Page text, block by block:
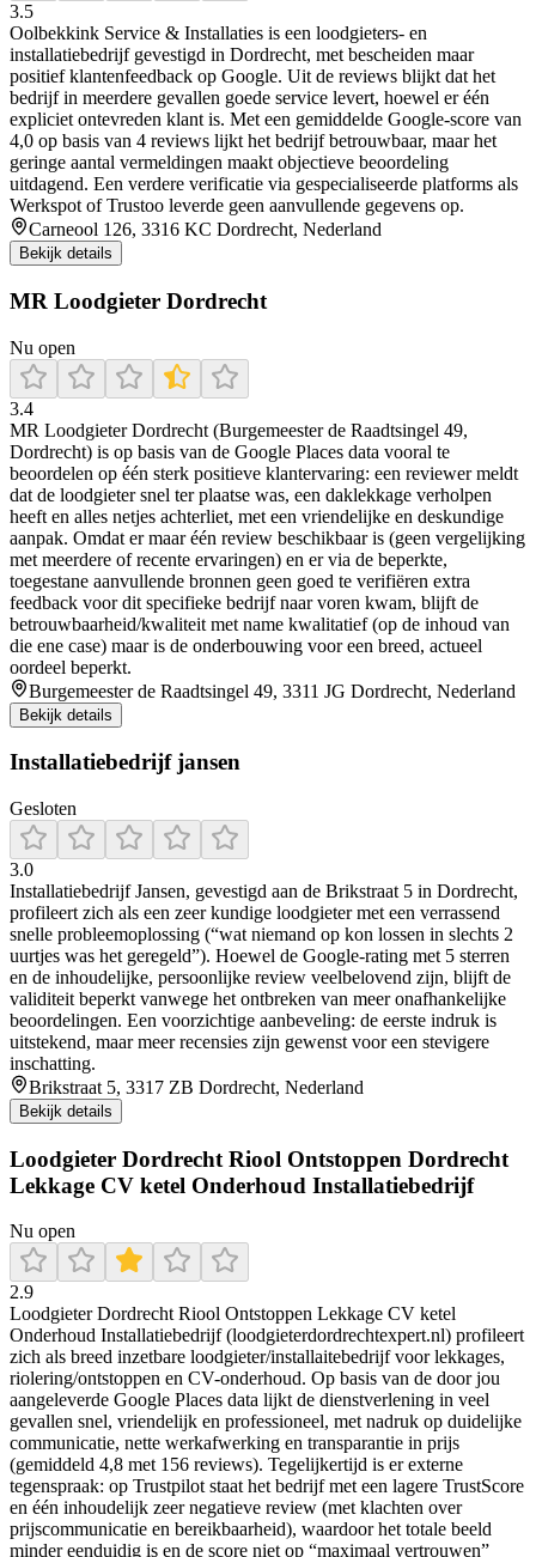
3.5
Oolbekkink Service & Installaties is een loodgieters- en
installatiebedrijf gevestigd in Dordrecht, met bescheiden maar
positief klantenfeedback op Google. Uit de reviews blijkt dat het
bedrijf in meerdere gevallen goede service levert, hoewel er één
expliciet ontevreden klant is. Met een gemiddelde Google‑score van
4,0 op basis van 4 reviews lijkt het bedrijf betrouwbaar, maar het
geringe aantal vermeldingen maakt objectieve beoordeling
uitdagend. Een verdere verificatie via gespecialiseerde platforms als
Werkspot of Trustoo leverde geen aanvullende gegevens op.
Carneool 126, 3316 KC Dordrecht, Nederland
Bekijk details
MR Loodgieter Dordrecht
Nu open
3.4
MR Loodgieter Dordrecht (Burgemeester de Raadtsingel 49,
Dordrecht) is op basis van de Google Places data vooral te
beoordelen op één sterk positieve klantervaring: een reviewer meldt
dat de loodgieter snel ter plaatse was, een daklekkage verholpen
heeft en alles netjes achterliet, met een vriendelijke en deskundige
aanpak. Omdat er maar één review beschikbaar is (geen vergelijking
met meerdere of recente ervaringen) en er via de beperkte,
toegestane aanvullende bronnen geen goed te verifiëren extra
feedback voor dit specifieke bedrijf naar voren kwam, blijft de
betrouwbaarheid/kwaliteit met name kwalitatief (op de inhoud van
die ene case) maar is de onderbouwing voor een breed, actueel
oordeel beperkt.
Burgemeester de Raadtsingel 49, 3311 JG Dordrecht, Nederland
Bekijk details
Installatiebedrijf jansen
Gesloten
3.0
Installatiebedrijf Jansen, gevestigd aan de Brikstraat 5 in Dordrecht,
profileert zich als een zeer kundige loodgieter met een verrassend
snelle probleemoplossing (“wat niemand op kon lossen in slechts 2
uurtjes was het geregeld”). Hoewel de Google-rating met 5 sterren
en de inhoudelijke, persoonlijke review veelbelovend zijn, blijft de
validiteit beperkt vanwege het ontbreken van meer onafhankelijke
beoordelingen. Een voorzichtige aanbeveling: de eerste indruk is
uitstekend, maar meer recensies zijn gewenst voor een stevigere
inschatting.
Brikstraat 5, 3317 ZB Dordrecht, Nederland
Bekijk details
Loodgieter Dordrecht Riool Ontstoppen Dordrecht
Lekkage CV ketel Onderhoud Installatiebedrijf
Nu open
2.9
Loodgieter Dordrecht Riool Ontstoppen Lekkage CV ketel
Onderhoud Installatiebedrijf (loodgieterdordrechtexpert.nl) profileert
zich als breed inzetbare loodgieter/installaitebedrijf voor lekkages,
riolering/ontstoppen en CV-onderhoud. Op basis van de door jou
aangeleverde Google Places data lijkt de dienstverlening in veel
gevallen snel, vriendelijk en professioneel, met nadruk op duidelijke
communicatie, nette werkafwerking en transparantie in prijs
(gemiddeld 4,8 met 156 reviews). Tegelijkertijd is er externe
tegenspraak: op Trustpilot staat het bedrijf met een lagere TrustScore
en één inhoudelijk zeer negatieve review (met klachten over
prijscommunicatie en bereikbaarheid), waardoor het totale beeld
minder eenduidig is en de score niet op “maximaal vertrouwen”